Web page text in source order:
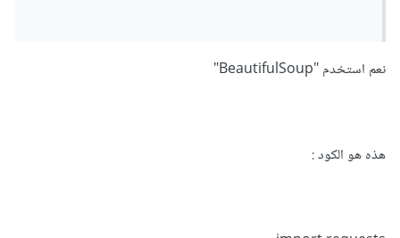
نعم استخدم "BeautifulSoup"
هذه هو الكود